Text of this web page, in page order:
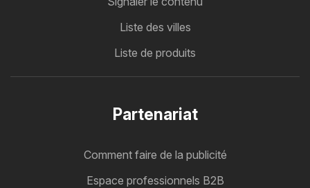
Liste des villes
Liste de produits
Partenariat
Comment faire de la publicité
Espace professionnels B2B